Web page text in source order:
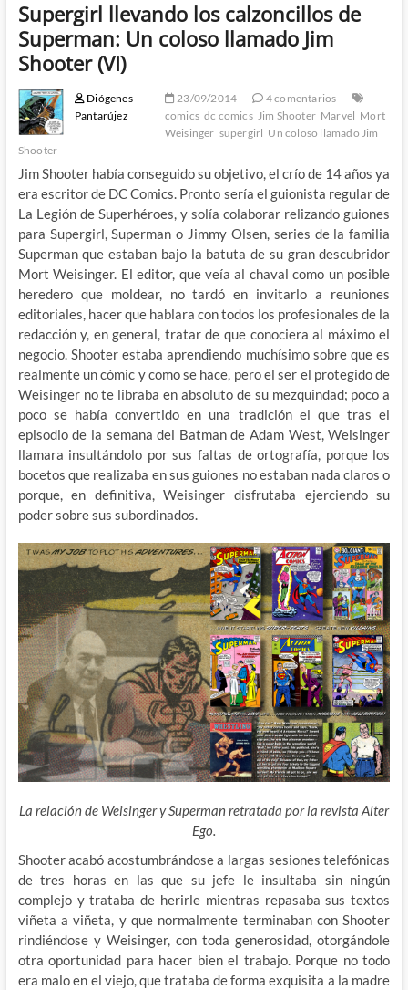
Supergirl llevando los calzoncillos de
Superman: Un coloso llamado Jim
Shooter (VI)
Diógenes
Pantarújez
23/09/2014
4 comentarios
comics dc comics Jim Shooter Marvel Mort
Weisinger supergirl Un coloso llamado Jim
Shooter
Jim Shooter había conseguido su objetivo, el crío de 14 años ya
era escritor de DC Comics. Pronto sería el guionista regular de
La Legión de Superhéroes, y solía colaborar relizando guiones
para Supergirl, Superman o Jimmy Olsen, series de la familia
Superman que estaban bajo la batuta de su gran descubridor
Mort Weisinger. El editor, que veía al chaval como un posible
heredero que moldear, no tardó en invitarlo a reuniones
editoriales, hacer que hablara con todos los profesionales de la
redacción y, en general, tratar de que conociera al máximo el
negocio. Shooter estaba aprendiendo muchísimo sobre que es
realmente un cómic y como se hace, pero el ser el protegido de
Weisinger no te libraba en absoluto de su mezquindad; poco a
poco se había convertido en una tradición el que tras el
episodio de la semana del Batman de Adam West, Weisinger
llamara insultándolo por sus faltas de ortografía, porque los
bocetos que realizaba en sus guiones no estaban nada claros o
porque, en definitiva, Weisinger disfrutaba ejerciendo su
poder sobre sus subordinados.
La relación de Weisinger y Superman retratada por la revista Alter
Ego.
Shooter acabó acostumbrándose a largas sesiones telefónicas
de tres horas en las que su jefe le insultaba sin ningún
complejo y trataba de herirle mientras repasaba sustextos
viñeta a viñeta, y que normalmente terminaban con Shooter
rindiéndose y Weisinger, con toda generosidad, otorgándole
otra oportunidad para hacer bien el trabajo. Porque no todo
era malo en el viejo, que trataba de forma exquisita a la madre